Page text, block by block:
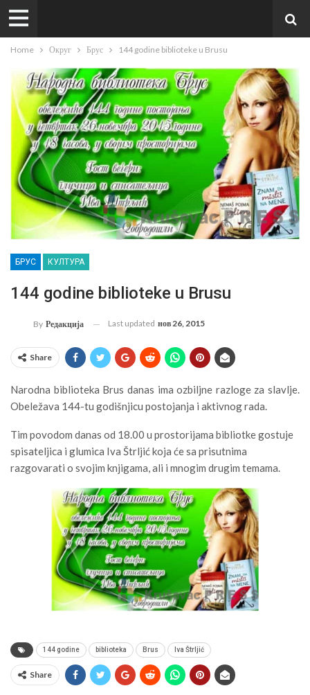
Home Округ Брус 144 godine biblioteke u Brusu
БРУС КУЛТУРА
144 godine biblioteke u Brusu
By Редакција Last updated нов 26, 2015
Share
Narodna biblioteka Brus danas ima ozbiljne razloge za slavlje.
Obeležava 144-tu godišnjicu postojanja i aktivnog rada.
Tim povodom danas od 18.00 u prostorijama bibliotke gostuje
spisateljica i glumica Iva Štrljić koja će sa prisutnima
razgovarati o svojim knjigama, ali i mnogim drugim temama.
144 godine biblioteka Brus Iva Štrljić
Share